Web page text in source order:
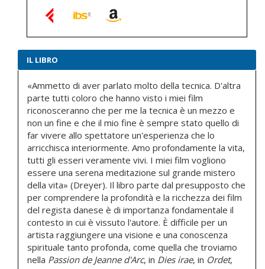
IL LIBRO
«Ammetto di aver parlato molto della tecnica. D'altra
parte tutti coloro che hanno visto i miei film
riconosceranno che per me la tecnica è un mezzo e
non un fine e che il mio fine è sempre stato quello di
far vivere allo spettatore un'esperienza che lo
arricchisca interiormente. Amo profondamente la vita,
tutti gli esseri veramente vivi. I miei film vogliono
essere una serena meditazione sul grande mistero
della vita» (Dreyer). Il libro parte dal presupposto che
per comprendere la profondità e la ricchezza dei film
del regista danese è di importanza fondamentale il
contesto in cui è vissuto l'autore. È difficile per un
artista raggiungere una visione e una conoscenza
spirituale tanto profonda, come quella che troviamo
nella Passion de Jeanne d'Arc, in Dies irae, in Ordet,